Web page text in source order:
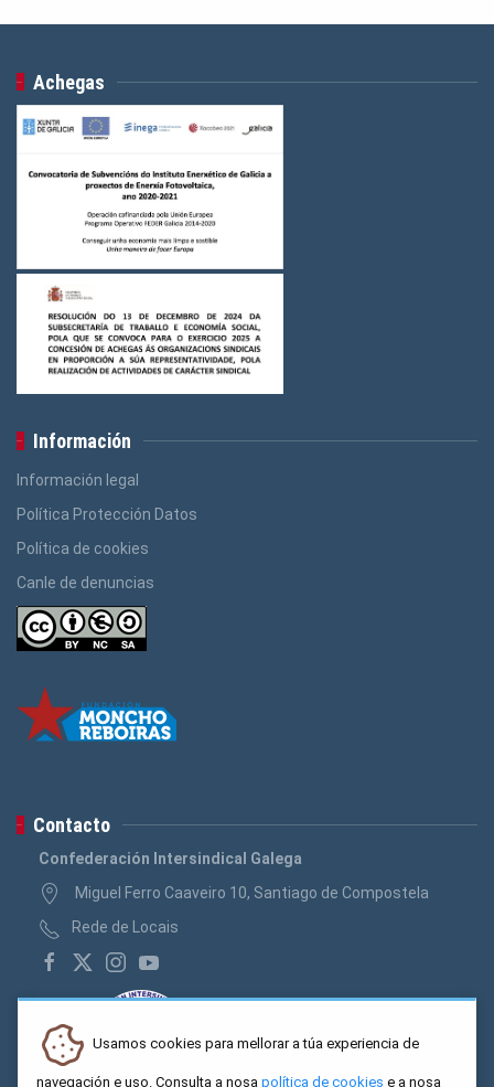
Achegas
Información
Información legal
Política Protección Datos
Política de cookies
Canle de denuncias
Contacto
Confederación Intersindical Galega
Miguel Ferro Caaveiro 10, Santiago de Compostela
Rede de Locais
Usamos cookies para mellorar a túa experiencia de
navegación e uso. Consulta a nosa política de cookies e a nosa